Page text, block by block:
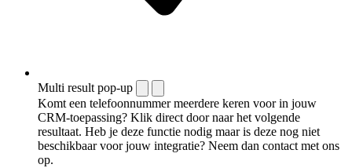
Multi result pop-up
Komt een telefoonnummer meerdere keren voor in jouw
CRM-toepassing? Klik direct door naar het volgende
resultaat. Heb je deze functie nodig maar is deze nog niet
beschikbaar voor jouw integratie? Neem dan contact met ons
op.